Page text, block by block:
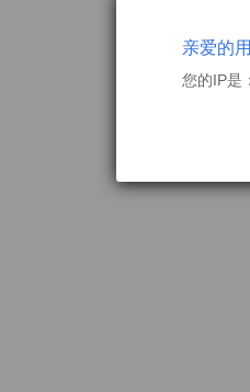
亲爱的
您的IP是